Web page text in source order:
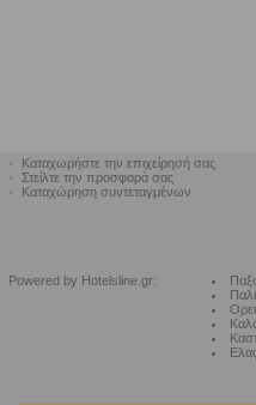
Καταχωρήστε την επιχείρησή σας
Στείλτε την προσφορά σας
Καταχώρηση συντεταγμένων
Powered by Hotelsline.gr: